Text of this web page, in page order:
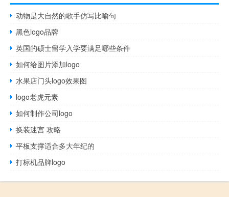
动物是大自然的歌手仿写比喻句
黑色logo品牌
英国的硕士留学入学要满足哪些条件
如何给图片添加logo
水果店门头logo效果图
logo老虎元素
如何制作公司logo
换装迷宫 攻略
平板支撑适合多大年纪的
打标机品牌logo